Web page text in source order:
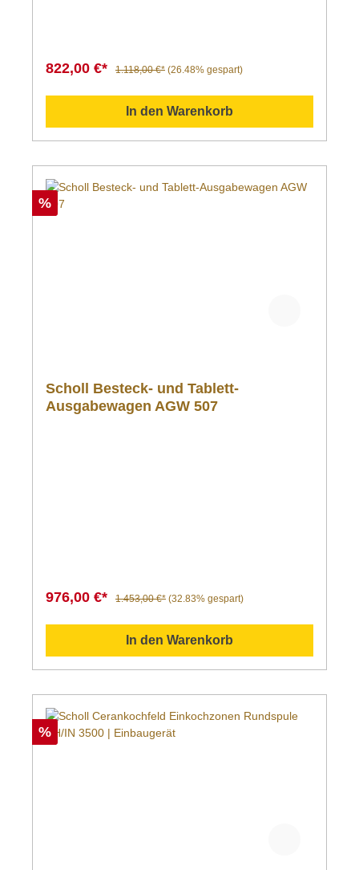
822,00 €* 1.118,00 €* (26.48% gespart)
In den Warenkorb
%
Scholl Besteck- und Tablett-
Ausgabewagen AGW 507
976,00 €* 1.453,00 €* (32.83% gespart)
In den Warenkorb
%